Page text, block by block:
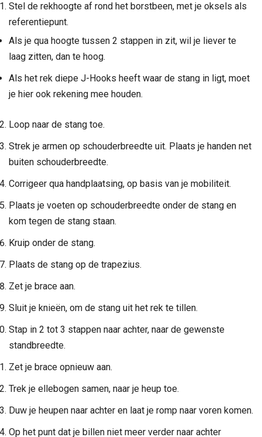
Stel de rekhoogte af rond het borstbeen, met je oksels als
referentiepunt.
Als je qua hoogte tussen 2 stappen in zit, wil je liever te
laag zitten, dan te hoog.
Als het rek diepe J-Hooks heeft waar de stang in ligt, moet
je hier ook rekening mee houden.
Loop naar de stang toe.
Strek je armen op schouderbreedte uit. Plaats je handen net
buiten schouderbreedte.
Corrigeer qua handplaatsing, op basis van je mobiliteit.
Plaats je voeten op schouderbreedte onder de stang en
kom tegen de stang staan.
Kruip onder de stang.
Plaats de stang op de trapezius.
Zet je brace aan.
Sluit je knieën, om de stang uit het rek te tillen.
Stap in 2 tot 3 stappen naar achter, naar de gewenste
standbreedte.
Zet je brace opnieuw aan.
Trek je ellebogen samen, naar je heup toe.
Duw je heupen naar achter en laat je romp naar voren komen.
Op het punt dat je billen niet meer verder naar achter